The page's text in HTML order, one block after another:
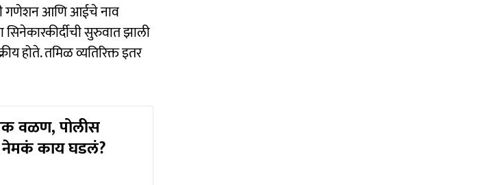
गणेशन आणि आईचे नाव
सुरुवात झाली
होते. तमिळ व्यतिरिक्त इतर
वळण, पोलीस
नेमकं काय घडलं?